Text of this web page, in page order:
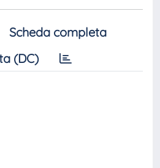
Scheda completa
(DC)